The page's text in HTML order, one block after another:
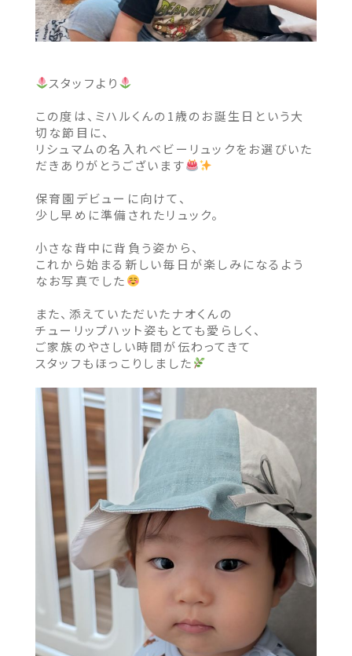
スタッフより
この度は、ミハルくんの1歳のお誕生日という大
切な節目に、
リシュマムの名入れベビーリュックをお選びいた
だきありがとうございます
保育園デビューに向けて、
少し早めに準備されたリュック。
小さな背中に背負う姿から、
これから始まる新しい毎日が楽しみになるよう
なお写真でした
また、添えていただいたナオくんの
チューリップハット姿もとても愛らしく、
ご家族のやさしい時間が伝わってきて
スタッフもほっこりしました